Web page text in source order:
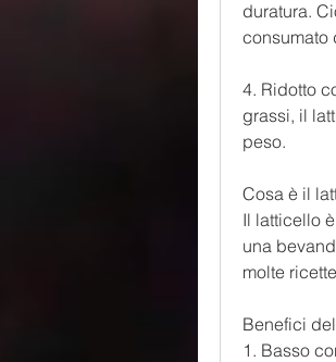
duratura.
consumato
4. Ridotto
grassi, il
peso.
Cosa è il
Il latticello
una
molte
Benefici
1. Basso